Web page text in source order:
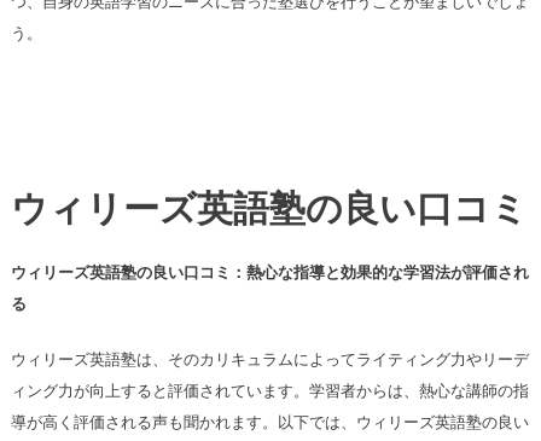
う。
ウィリーズ英語塾の良い口コミ
ウィリーズ英語塾の良い口コミ：熱心な指導と効果的な学習法が評価され
る
ウィリーズ英語塾は、そのカリキュラムによってライティング力やリーデ
ィング力が向上すると評価されています。学習者からは、熱心な講師の指
導が高く評価される声も聞かれます。以下では、ウィリーズ英語塾の良い